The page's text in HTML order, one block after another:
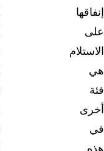
إنفاقها
على
الاستلام
هي
فئة
أخرى
في
هذه